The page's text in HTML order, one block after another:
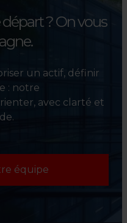
départ ?On vous
un actif, définir
: notre
avec clarté et
équipe